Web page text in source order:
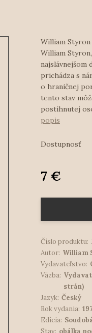
William
William
najslávnejšom
prichádza s
o hraničnej
tento stav
postihnutej
popis
Dostupnosť
7 €
Číslo produktu:
Autor: William
Vydavateľstvo:
Väzba:
strán)
Jazyk: Český
Rok vydania:
Edícia:
Stav: obálka